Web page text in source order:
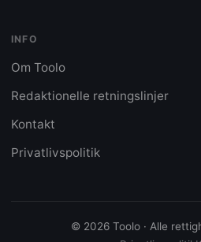
INFO
Om Toolo
Redaktionelle retningslinjer
Kontakt
Privatlivspolitik
© 2026 Toolo · Alle